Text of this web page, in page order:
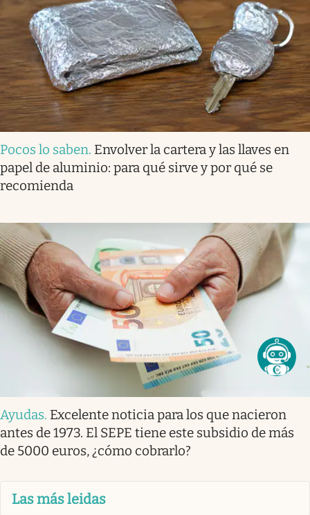
Pocos lo saben. Envolver la cartera y las llaves en
papel de aluminio: para qué sirve y por qué se
recomienda
Ayudas. Excelente noticia para los que nacieron
antes de 1973. El SEPE tiene este subsidio de más
de 5000 euros, ¿cómo cobrarlo?
Las más leidas